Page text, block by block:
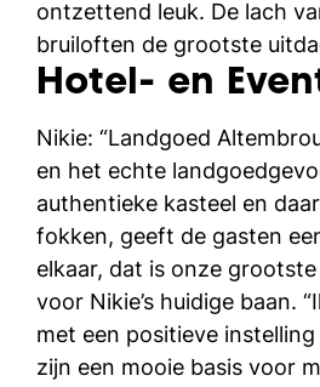
ontzettend leuk. De lach
bruiloften de grootste
Hotel- en
Nikie: “Landgoed
en het echte
authentieke kasteel en
fokken, geeft de gasten
elkaar, dat is onze
voor Nikie’s huidige baan.
met een positieve
zijn een mooie basis voor